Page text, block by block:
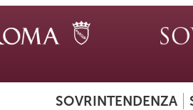
SOVRINTENDENZA